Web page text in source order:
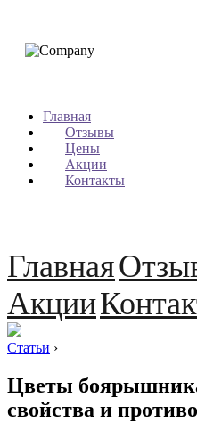
Главная
Отзывы
Цены
Акции
Контакты
Главная
Акции
Статьи ›
Цветы
свойства и